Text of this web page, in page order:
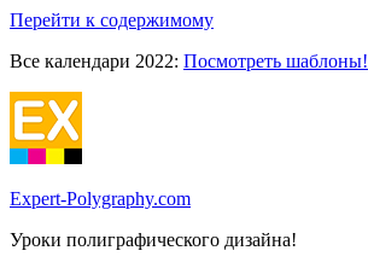
Перейти к содержимому
Все календари 2022: Посмотреть шаблоны!
Expert-Polygraphy.com
Уроки полиграфического дизайна!